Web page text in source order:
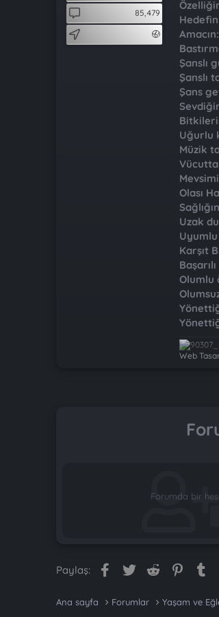
t
a
n
i
85,479
Amacın:
Şanslı
Şanslı
Şans
Uğurlu
Müzik
Olası
Uzak
Karşıt
Olumlu
Web
Forumda bir
Paylaş: Facebook
Twitter Reddit
Ana sayfa Forumlar Yaşam ve